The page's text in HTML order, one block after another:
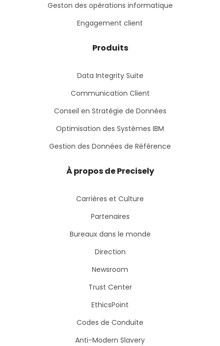
Geston des opérations informatique
Engagement client
Produits
Data Integrity Suite
Communication Client
Conseil en Stratégie de Données
Optimisation des Systèmes IBM
Gestion des Données de Référence
À propos de Precisely
Carrières et Culture
Partenaires
Bureaux dans le monde
Direction
Newsroom
Trust Center
EthicsPoint
Codes de Conduite
Anti-Modern Slavery